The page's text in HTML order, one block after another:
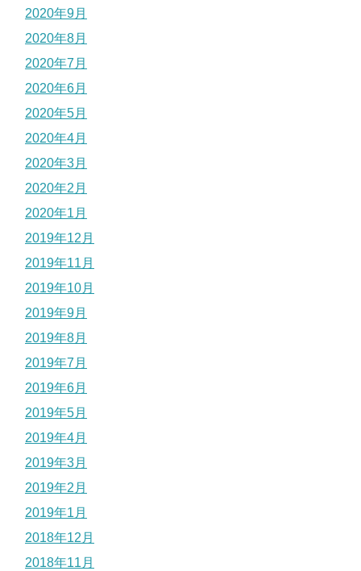
2020年9月
2020年8月
2020年7月
2020年6月
2020年5月
2020年4月
2020年3月
2020年2月
2020年1月
2019年12月
2019年11月
2019年10月
2019年9月
2019年8月
2019年7月
2019年6月
2019年5月
2019年4月
2019年3月
2019年2月
2019年1月
2018年12月
2018年11月